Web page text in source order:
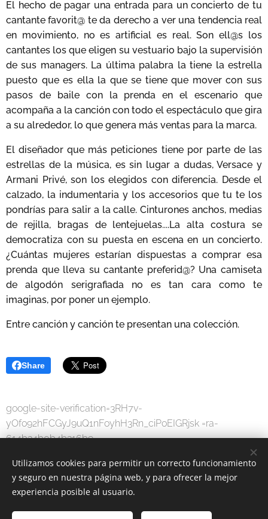
El hecho de pagar una entrada para un concierto de tu
cantante favorit@ te da derecho a ver una tendencia real
en movimiento, no es artificial es real. Son ell@s los
cantantes los que eligen su vestuario bajo la supervisión
de sus managers. La última palabra la tiene la estrella
puesto que es ella la que se tiene que mover con sus
pasos de baile con la prenda en el escenario que
acompaña a la canción con todo el espectáculo que gira
a su alrededor, lo que genera más ventas para la marca.
El diseñador que más peticiones tiene por parte de las
estrellas de la música, es sin lugar a dudas, Versace y
Armani Privé, son los elegidos con diferencia. Desde el
calzado, la indumentaria y los accesorios que tu te los
pondrías para salir a la calle. Cinturones anchos, medias
de rejilla, bragas de lentejuelas....La alta costura se
democratiza con su puesta en escena en un concierto.
¿Cuántas mujeres estarían dispuestas a comprar esa
prenda que lleva su cantante preferid@? Una camiseta
de algodón serigrafiada no es tan cara como te
imaginas, por poner un ejemplo.
Entre canción y canción te presentan una colección.
Share
google-site-verification=3RH7v-
yOfo92hFCGyJ9uQ1nFoyhH3Rn_ciPoEIGRjsk =ra-
614b34b0b4b316b9
Utilizamos cookies para permitir un correcto funcionamiento
y seguro en nuestra página web, y para ofrecer la mejor
experiencia posible al usuario.